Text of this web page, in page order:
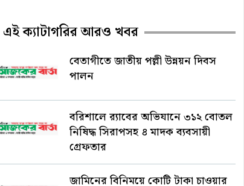
এই ক্যাটাগরির আরও খবর
বেতাগীতে জাতীয় পল্লী উন্নয়ন দিবস
পালন
বরিশালে র‍্যাবের অভিযানে ৩১২ বোতল
নিষিদ্ধ সিরাপসহ ৪ মাদক ব্যবসায়ী
গ্রেফতার
জামিনের বিনিময়ে কোটি টাকা চাওয়ার